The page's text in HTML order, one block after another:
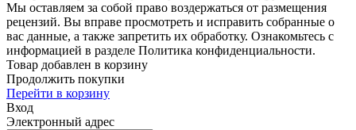
Мы оставляем за собой право воздержаться от размещения
рецензий. Вы вправе просмотреть и исправить собранные о
вас данные, а также запретить их обработку. Ознакомьтесь с
информацией в разделе Политика конфиденциальности.
Товар добавлен в корзину
Продолжить покупки
Перейти в корзину
Вход
Электронный адрес